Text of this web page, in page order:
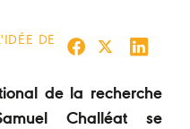
DE
de la recherche
Challéat se